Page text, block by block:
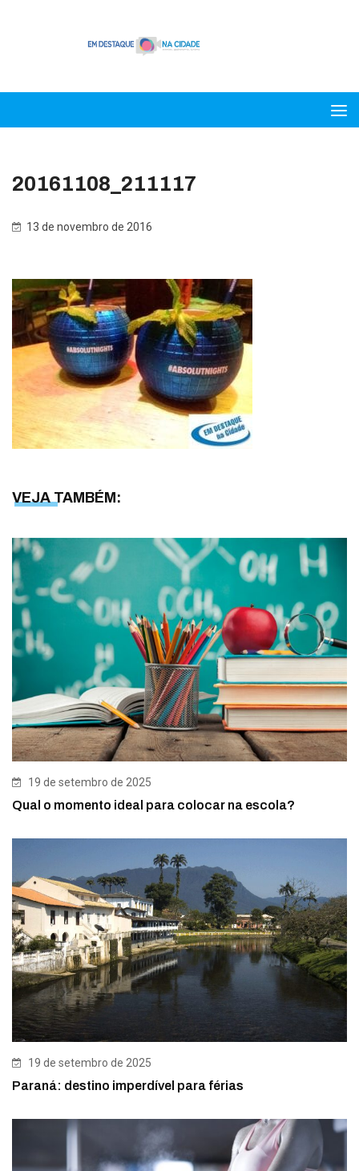
20161108_211117
13 de novembro de 2016
VEJA TAMBÉM:
19 de setembro de 2025
Qual o momento ideal para colocar na escola?
19 de setembro de 2025
Paraná: destino imperdível para férias